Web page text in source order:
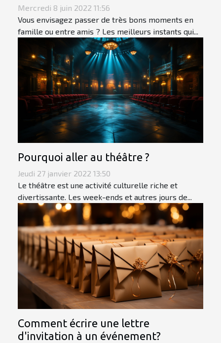
Mercredi 8 juin 2022 11:56
Vous envisagez passer de très bons moments en
famille ou entre amis ? Les meilleurs instants qui...
Pourquoi aller au théâtre ?
Jeudi 27 janvier 2022 13:50
Le théâtre est une activité culturelle riche et
divertissante. Les week-ends et autres jours de...
Comment écrire une lettre
d'invitation à un événement?